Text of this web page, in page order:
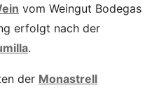
vom Weingut Bodegas
erfolgt nach der
.
der Monastrell